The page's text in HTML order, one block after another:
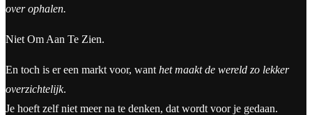
over ophalen.
Niet Om Aan Te Zien.
En toch is er een markt voor, want het maakt de wereld zo lekker
overzichtelijk.
Je hoeft zelf niet meer na te denken, dat wordt voor je gedaan.